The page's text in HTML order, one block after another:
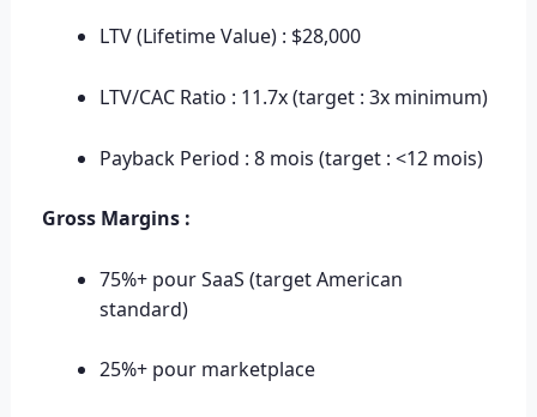
LTV (Lifetime Value) : $28,000
LTV/CAC Ratio : 11.7x (target : 3x minimum)
Payback Period : 8 mois (target : <12 mois)
Gross Margins :
75%+ pour SaaS (target American
standard)
25%+ pour marketplace